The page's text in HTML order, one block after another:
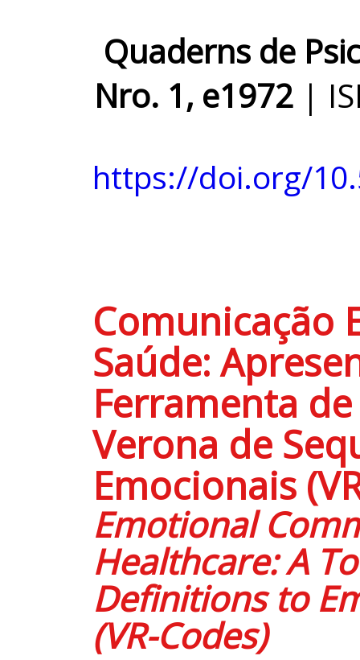
Quaderns de
Nro. 1, e1972 |
https://doi.org/
Comunicação
Saúde:
Ferramenta
Verona de
Emocionais
Emotional
Healthcare: A
Definitions to
(VR-Codes)